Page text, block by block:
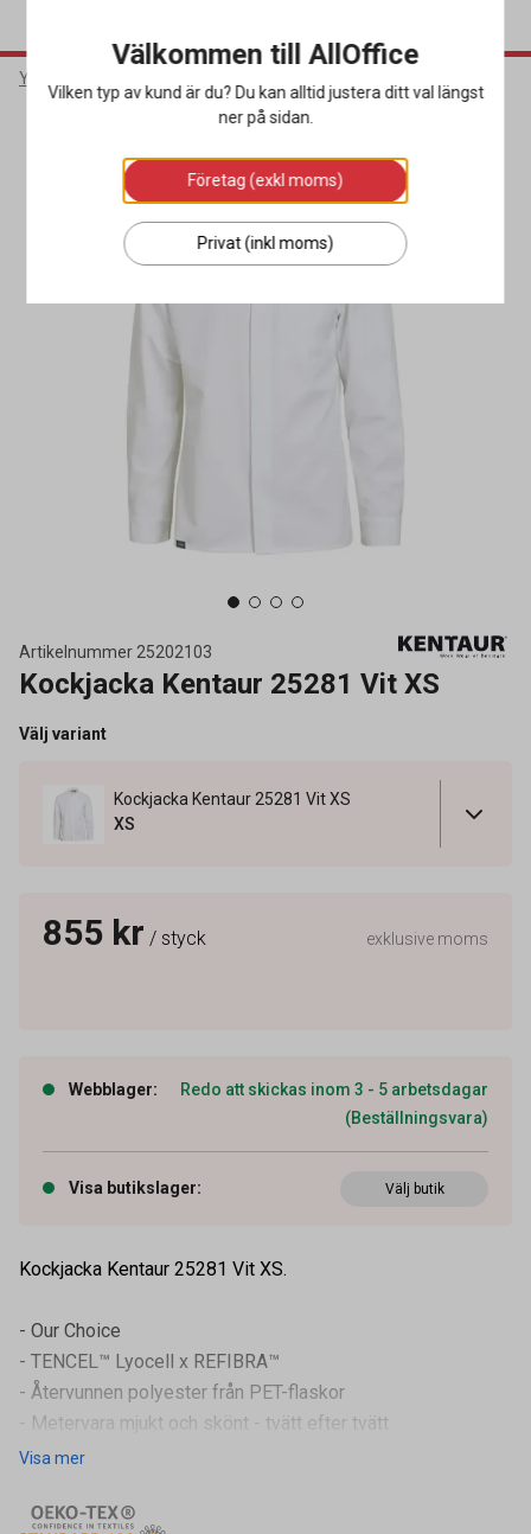
Yrkeskläder & Skydd
Miljöval
Artikelnummer25202103
Kockjacka Kentaur 25281 Vit XS
Välj variant
Kockjacka Kentaur 25281 Vit XS
XS
855 kr / styck exklusive moms
Webblager:
Redo att skickas inom 3 - 5 arbetsdagar
(Beställningsvara)
Visa butikslager: Välj butik
Kockjacka Kentaur 25281 Vit XS.
- Our Choice
- TENCEL™ Lyocell x REFIBRA™
- Återvunnen polyester från PET-flaskor
- Metervara mjukt och skönt - tvätt efter tvätt
- Paspoleret bröstficka
- Dolda tryckknappar
Visa mer
Artikelnummer
Välkommen till AllOffice
Vilken typ av kund är du? Du kan alltid justera ditt val längst
ner på sidan.
Företag (exkl moms)
Privat (inkl moms)